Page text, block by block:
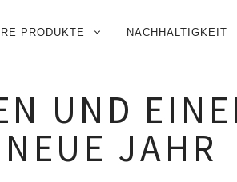
PRODUKTE NACHHALTIGKEIT
UND
JAHR